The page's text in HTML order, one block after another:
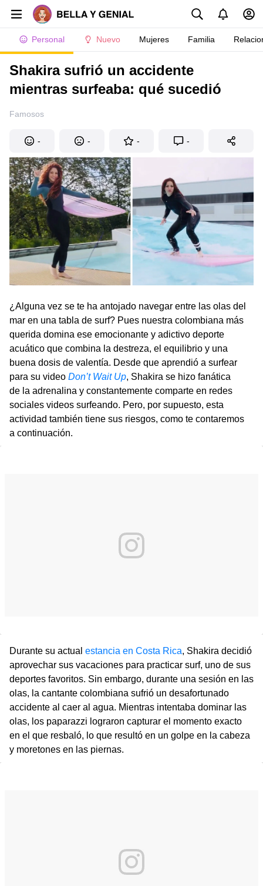
Personal Nuevo Mujeres Familia
Shakira sufrió un accidente
mientras surfeaba: qué sucedió
Famosos
- - - -
¿Alguna vez se te ha antojado navegar entre las olas del
mar en una tabla de surf? Pues nuestra colombiana más
querida domina ese emocionante y adictivo deporte
acuático que combina la destreza, el equilibrio y una
buena dosis de valentía. Desde que aprendió a surfear
para su video Don’t Wait Up, Shakira se hizo fanática
de la adrenalina y constantemente comparte en redes
sociales videos surfeando. Pero, por supuesto, esta
actividad también tiene sus riesgos, como te contaremos
a continuación.
Durante su actual estancia en Costa Rica, Shakira decidió
aprovechar sus vacaciones para practicar surf, uno de sus
deportes favoritos. Sin embargo, durante una sesión en las
olas, la cantante colombiana sufrió un desafortunado
accidente al caer al agua. Mientras intentaba dominar las
olas, los paparazzi lograron capturar el momento exacto
en el que resbaló, lo que resultó en un golpe en la cabeza
y moretones en las piernas.